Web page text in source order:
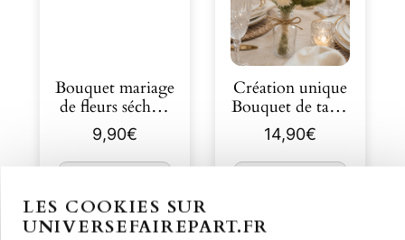
Bouquet mariage
de fleurs séchées
moka et ivoire
18 cm
9,90€
Création unique
Bouquet de table
mariage éternel
18 …
14,90€
LES COOKIES SUR
UNIVERSEFAIREPART.FR